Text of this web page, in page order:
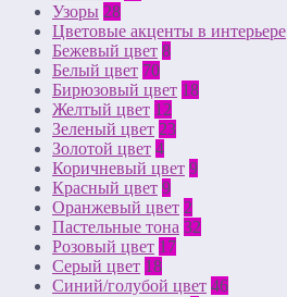
Узоры 28
Цветовые акценты в интерьере
Бежевый цвет 8
Белый цвет 70
Бирюзовый цвет 18
Желтый цвет 12
Зеленый цвет 23
Золотой цвет 4
Коричневый цвет 9
Красный цвет 9
Оранжевый цвет 2
Пастельные тона 32
Розовый цвет 17
Серый цвет 18
Синий/голубой цвет 46